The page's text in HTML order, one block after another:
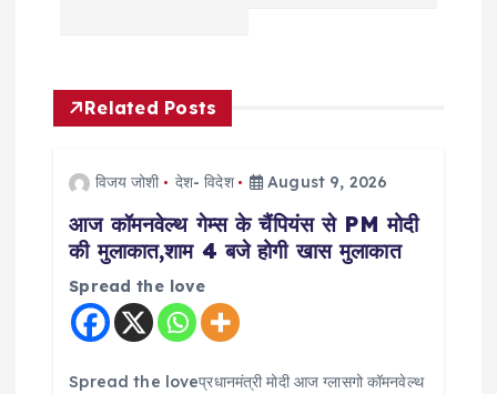
v
Related Posts
विजय जोशी देश- विदेश August 9, 2026
आज कॉमनवेल्थ गेम्स के चैंपियंस से PM मोदी
की मुलाकात,शाम 4 बजे होगी खास मुलाकात
Spread the love
Spread the loveप्रधानमंत्री मोदी आज ग्लासगो कॉमनवेल्थ